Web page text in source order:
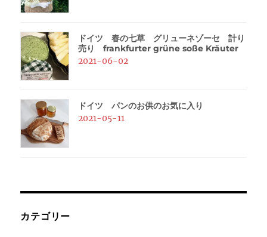
ドイツ 春の七草 グリューネゾーセ 計り
売り frankfurter grüne soße Kräuter
2021-06-02
ドイツ パンのお供のお気に入り
2021-05-11
カテゴリー